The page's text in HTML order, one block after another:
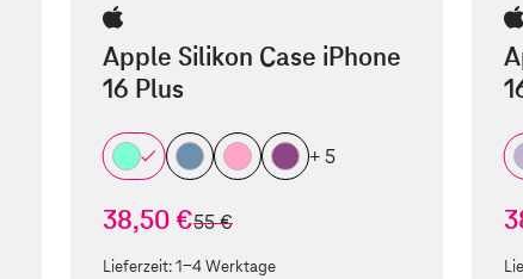
Apple Silikon Case iPhone
16 Plus
+ 5
38,50 €statt
55 €
Lieferzeit:1-4 Werktage